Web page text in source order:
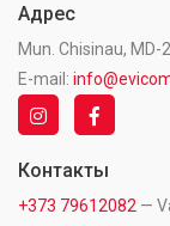
Адрес
Mun. Chisinau,
E-mail:
Контакты
+373 79612082 —